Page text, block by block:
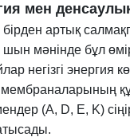
мен
артық
мәнінде бұл
негізгі энергия
(A, D, E, K)